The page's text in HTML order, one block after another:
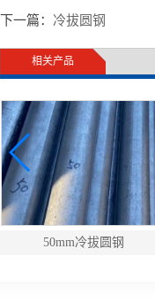
下一篇： 冷拔圆钢
相关产品
50mm冷拔圆钢